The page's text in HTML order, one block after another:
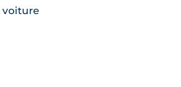
voiture